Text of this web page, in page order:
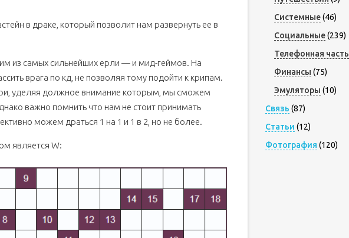
в драке, который позволит нам развернуть ее в
из самых сильнейших ерли — и мид-геймов. На
врага по кд, не позволяя тому подойти к крипам.
уделяя должное внимание которым, мы сможем
важно помнить что нам не стоит принимать
можем драться 1 на 1 и 1 в 2, но не более.
является W:
Системные(46)
Социальные(239)
Телефонная часть
Финансы (75)
Эмуляторы (10)
Связь (87)
Статьи (12)
Фотография (120)